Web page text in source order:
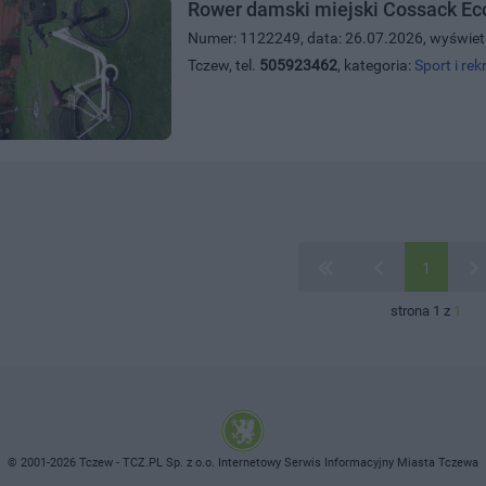
Rower damski miejski Cossack
Numer: 1122249, data: 26.07.2026,
Tczew, tel. 505923462, kategoria:Sport i
1
strona 1 z 1
© 2001-2026 Tczew - TCZ.PL Sp. z o.o. Internetowy Serwis Informacyjny Miasta Tczewa